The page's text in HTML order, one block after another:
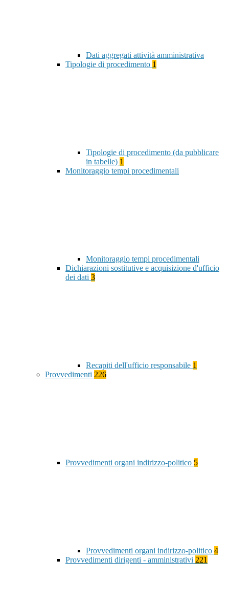
Dati aggregati attività amministrativa
Tipologie di procedimento 1
Tipologie di procedimento (da pubblicare
in tabelle) 1
Monitoraggio tempi procedimentali
Monitoraggio tempi procedimentali
Dichiarazioni sostitutive e acquisizione d'ufficio
dei dati 3
Recapiti dell'ufficio responsabile 1
Provvedimenti 226
Provvedimenti organi indirizzo-politico 5
Provvedimenti organi indirizzo-politico 4
Provvedimenti dirigenti - amministrativi 221